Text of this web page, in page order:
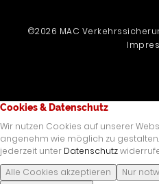
©2026 MAC
Cookies & Datenschutz
Wir nutzen Cookies auf unserer
angenehm wie möglich zu
jederzeit unter Datenschutz
Alle Cookies akzeptieren
Nur